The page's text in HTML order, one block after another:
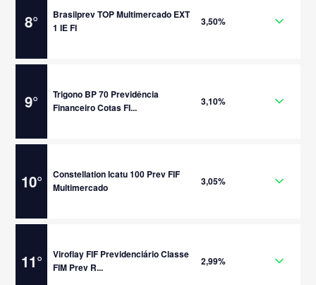
8°
Brasilprev TOP Multimercado EXT
1 IE FI
3,50%
9°
Trigono BP 70 Previdência
Financeiro Cotas FI...
3,10%
10°
Constellation Icatu 100 Prev FIF
Multimercado
3,05%
11°
Viroflay FIF Previdenciário Classe
FIM Prev R...
2,99%